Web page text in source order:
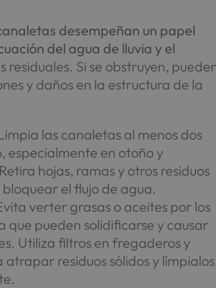
desempeñan un papel
del agua de lluvia y el
s residuales. Si se obstruyen,
y daños en la estructura de la
las canaletas al menos dos
especialmente en otoño y
hojas, ramas y otros residuos
el flujo de agua.
verter grasas o aceites por los
que pueden solidificarse y causar
Utiliza filtros en fregaderos y
atrapar residuos sólidos y límpialos